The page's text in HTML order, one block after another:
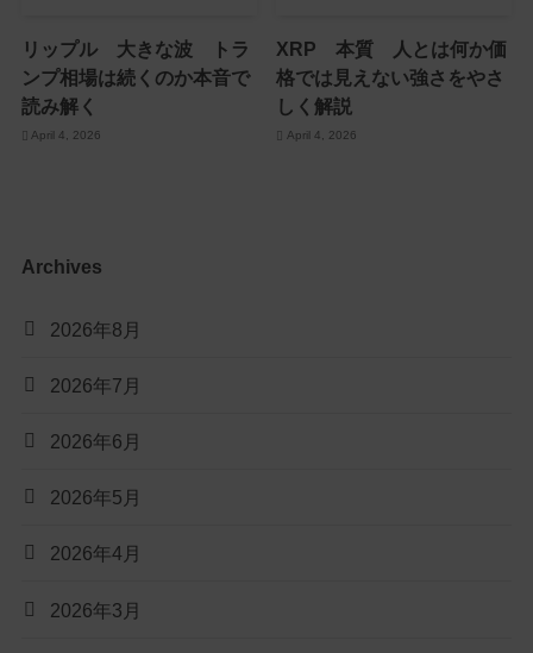
リップル 大きな波 トラ
ンプ相場は続くのか本音で
読み解く
April 4, 2026
XRP 本質 人とは何か価
格では見えない強さをやさ
しく解説
April 4, 2026
Archives
2026年8月
2026年7月
2026年6月
2026年5月
2026年4月
2026年3月